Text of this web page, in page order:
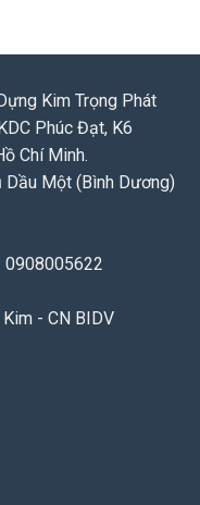
Kim Trọng Phát
Phúc Đạt, K6
Chí Minh.
Dầu Một (Bình Dương)
0908005622
- CN BIDV